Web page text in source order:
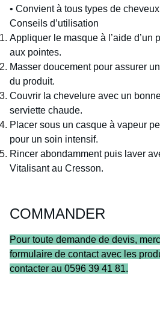
• Convient à tous types de cheveux
Conseils d’utilisation
Appliquer le masque à l’aide d’un
aux pointes.
Masser doucement pour assurer
du produit.
Couvrir la chevelure avec un
serviette chaude.
Placer sous un casque à vapeur
pour un soin intensif.
Rincer abondamment puis laver
Vitalisant au Cresson.
COMMANDER
Pour toute demande de devis,
formulaire de contact avec les
contacter au 0596 39 41 81.